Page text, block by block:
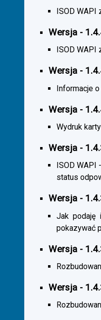
ISOD WAPI
Wersja -
ISOD
Wersja -
Informacje
Wersja -
Wydruk
Wersja -
ISOD
status
Wersja -
Jak podaję
pokazywać
Wersja -
Wersja -